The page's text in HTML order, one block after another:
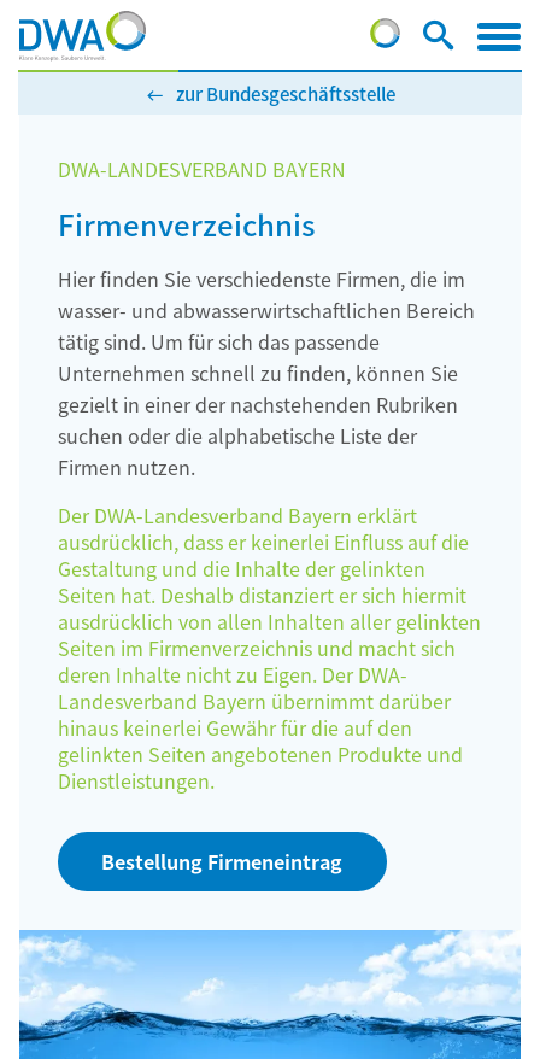
zur Bundesgeschäftsstelle
DWA-LANDESVERBAND BAYERN
Firmenverzeichnis
Hier finden Sie verschiedenste Firmen, die im
wasser- und abwasserwirtschaftlichen Bereich
tätig sind. Um für sich das passende
Unternehmen schnell zu finden, können Sie
gezielt in einer der nachstehenden Rubriken
suchen oder die alphabetische Liste der
Firmen nutzen.
Der DWA-Landesverband Bayern erklärt
ausdrücklich, dass er keinerlei Einfluss auf die
Gestaltung und die Inhalte der gelinkten
Seiten hat. Deshalb distanziert er sich hiermit
ausdrücklich von allen Inhalten aller gelinkten
Seiten im Firmenverzeichnis und macht sich
deren Inhalte nicht zu Eigen. Der DWA-
Landesverband Bayern übernimmt darüber
hinaus keinerlei Gewähr für die auf den
gelinkten Seiten angebotenen Produkte und
Dienstleistungen.
Bestellung Firmeneintrag